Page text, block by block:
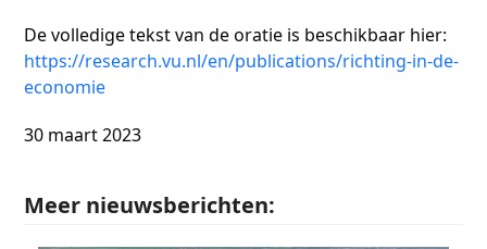
De volledige tekst van de oratie is beschikbaar hier:
https://research.vu.nl/en/publications/richting-in-de-
economie
30 maart 2023
Meer nieuwsberichten: